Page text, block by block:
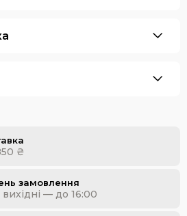
₴
замовлення
— до 16:00